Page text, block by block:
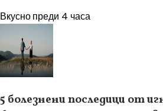
Вкуснопреди 4 часа
5 болезнени последици от